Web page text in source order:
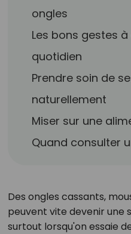
ongles
Les bons gestes
quotidien
Prendre soin de
naturellement
Miser sur une
Quand consulter
Des ongles cassants,
peuvent vite devenir une
surtout lorsqu'on essaie